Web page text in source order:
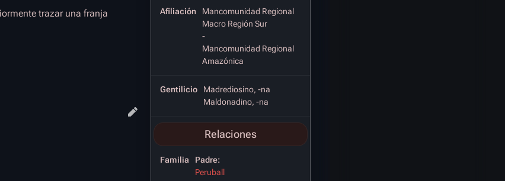
Afiliación
Mancomunidad Regional
Macro Región Sur
-
Mancomunidad Regional
Amazónica
Gentilicio
Madrediosino, -na
Maldonadino, -na
Relaciones
Familia
Padre:
Peruball
trazar una franja